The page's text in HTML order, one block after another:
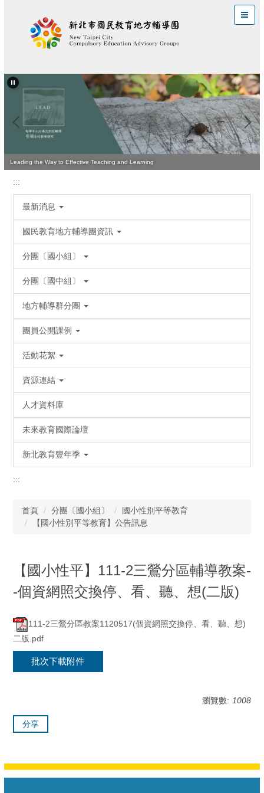
區
Leading the Way to Effective Teaching and Learning
:::
最新消息
國民教育地方輔導團資訊
分團〔國小組〕
分團〔國中組〕
地方輔導群分團
團員公開課例
活動花絮
資源連結
人才資料庫
未來教育國際論壇
新北教育豐年季
:::
首頁 分團〔國小組〕
國小性別平等教育
【國小性別平等教育】公告訊息
【國小性平】111-2三鶯分區輔導教案-
-個資網照交換停、看、聽、想(二版)
111-2三鶯分區教案1120517(個資網照交換停、看、聽、想)
二版.pdf
批次下載附件
瀏覽數: 1008
分享